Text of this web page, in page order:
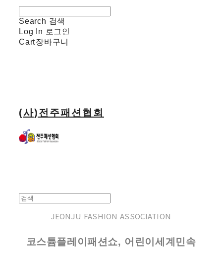
Search 검색
Log In 로그인
Cart장바구니
(사)전주패션협회
JEONJU FASHION ASSOCIATION
코스튬플레이패션쇼, 어린이세계민속